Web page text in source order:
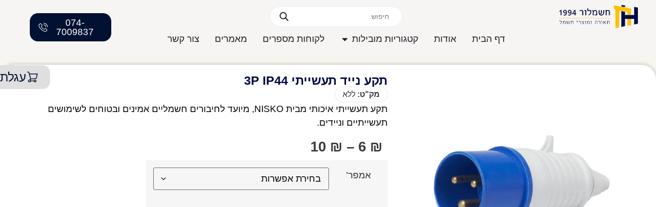
דף הבית אודות קטגוריות מובילות לקוחות מספרים מאמרים צור קשר
074-
7009837
תקע נייד תעשייתי 3P IP44
מק"ט: ללא
תקע תעשייתי איכותי מבית NISKO, מיועד לחיבורים חשמליים אמינים ובטוחים לשימושים
תעשייתיים וניידים.
6 ₪
–
10 ₪
אמפר'